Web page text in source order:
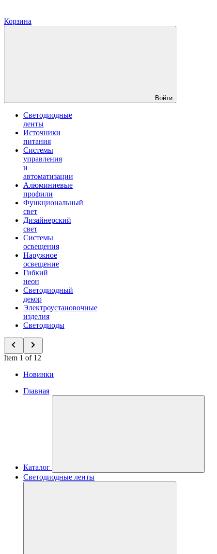
Корзина
Войти
Светодиодные
ленты
Источники
питания
Системы
управления
и
автоматизации
Алюминиевые
профили
Функциональный
свет
Дизайнерский
свет
Системы
освещения
Наружное
освещение
Гибкий
неон
Светодиодный
декор
Электроустановочные
изделия
Светодиоды
Item 1 of 12
Новинки
Главная
Каталог
Светодиодные ленты